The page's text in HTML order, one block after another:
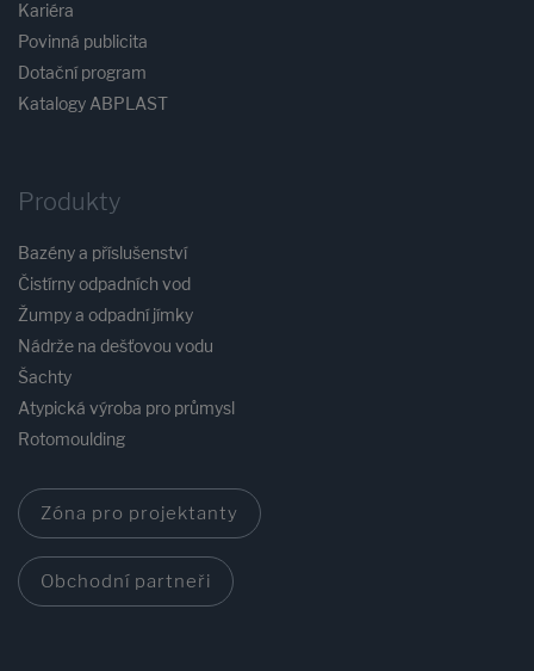
Kariéra
Povinná publicita
Dotační program
Katalogy ABPLAST
Produkty
Bazény a příslušenství
Čistírny odpadních vod
Žumpy a odpadní jímky
Nádrže na dešťovou vodu
Šachty
Atypická výroba pro průmysl
Rotomoulding
Zóna pro projektanty
Obchodní partneři